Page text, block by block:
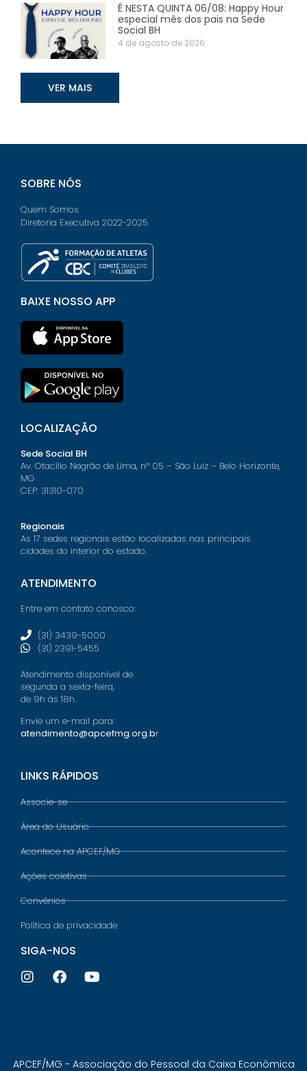
É NESTA QUINTA 06/08: Happy Hour
especial mês dos pais na Sede
Social BH
4 de agosto de 2026
VER MAIS
SOBRE NÓS
Quem Somos
Diretoria Executiva 2022-2025
BAIXE NOSSO APP
LOCALIZAÇÃO
Sede Social BH
Av. Otacílio Negrão de Lima, nº 05 – São Luiz – Belo Horizonte,
MG
CEP: 31310-070
Regionais
As 17 sedes regionais estão localizadas nas principais
cidades do interior do estado.
ATENDIMENTO
Entre em contato conosco:
(31) 3439-5000
(31) 2391-5455
Atendimento disponível de
segunda a sexta-feira,
de 9h às 18h.
Envie um e-mail para:
atendimento@apcefmg.org.br
LINKS RÁPIDOS
Associe-se
Área do Usuário
Acontece na APCEF/MG
Ações coletivas
Convênios
Política de privacidade
SIGA-NOS
APCEF/MG - Associação do Pessoal da Caixa Econômica